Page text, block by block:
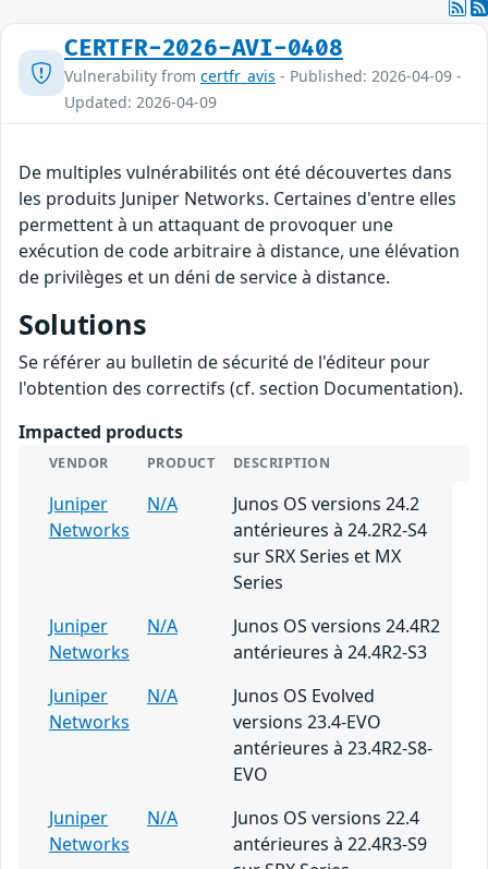
CERTFR-2026-AVI-0408
Vulnerability from certfr_avis - Published: 2026-04-09 -
Updated: 2026-04-09
De multiples vulnérabilités ont été découvertes dans
les produits Juniper Networks. Certaines d'entre elles
permettent à un attaquant de provoquer une
exécution de code arbitraire à distance, une élévation
de privilèges et un déni de service à distance.
Solutions
Se référer au bulletin de sécurité de l'éditeur pour
l'obtention des correctifs (cf. section Documentation).
Impacted products
VENDOR PRODUCT DESCRIPTION
Juniper
Networks
N/A
Junos OS versions 24.2
antérieures à 24.2R2-S4
sur SRX Series et MX
Series
Juniper
Networks
N/A
Junos OS versions 24.4R2
antérieures à 24.4R2-S3
Juniper
Networks
N/A
Junos OS Evolved
versions 23.4-EVO
antérieures à 23.4R2-S8-
EVO
Juniper
Networks
N/A
Junos OS versions 22.4
antérieures à 22.4R3-S9